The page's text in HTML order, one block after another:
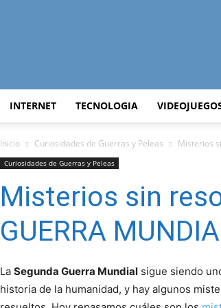
INTERNET TECNOLOGIA
Inicio Curiosidades de Guerras y Peleas Misterios
Curiosidades de Guerras y Peleas
Misterios sin
GUERRA
La Segunda Guerra Mundial sigue siendo
historia de la humanidad, y hay algunos